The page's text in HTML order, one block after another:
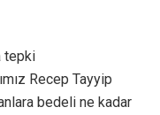
tepki
Recep Tayyip
bedeli ne kadar